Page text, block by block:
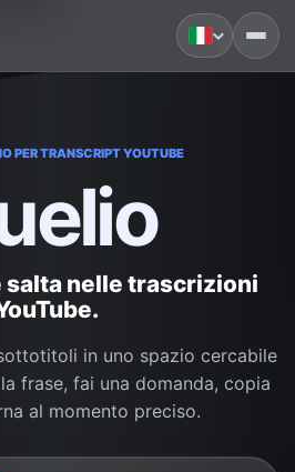
PER TRANSCRIPT YOUTUBE
salta nelle trascrizioni
in uno spazio cercabile
frase, fai una domanda, copia
al momento preciso.